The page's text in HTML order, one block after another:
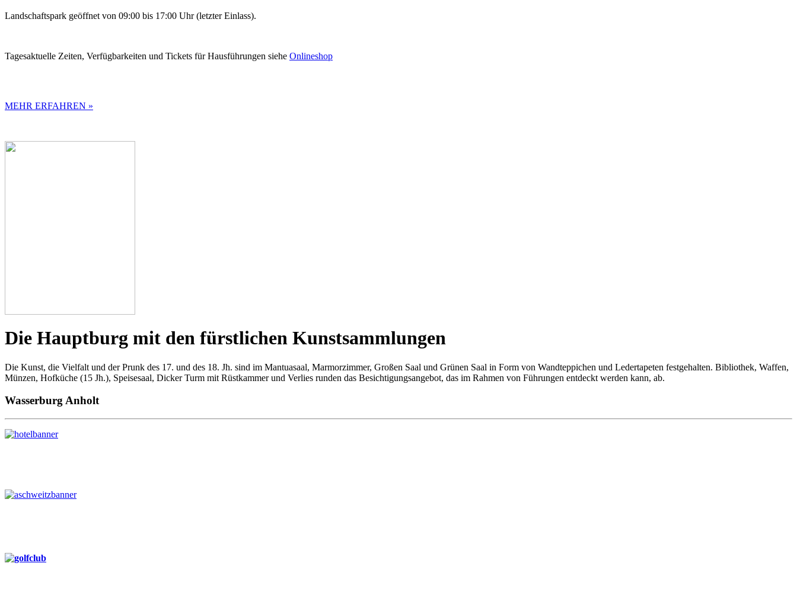
Landschaftspark geöffnet von 09:00 bis 17:00 Uhr (letzter Einlass).
Tagesaktuelle Zeiten, Verfügbarkeiten und Tickets für Hausführungen siehe Onlineshop
MEHR ERFAHREN »
Die Hauptburg mit den fürstlichen Kunstsammlungen
Die Kunst, die Vielfalt und der Prunk des 17. und des 18. Jh. sind im Mantuasaal, Marmorzimmer, Großen Saal und Grünen Saal in Form von Wandteppichen und Ledertapeten festgehalten. Bibliothek, Waffen,
Münzen, Hofküche (15 Jh.), Speisesaal, Dicker Turm mit Rüstkammer und Verlies runden das Besichtigungsangebot, das im Rahmen von Führungen entdeckt werden kann, ab.
Wasserburg Anholt